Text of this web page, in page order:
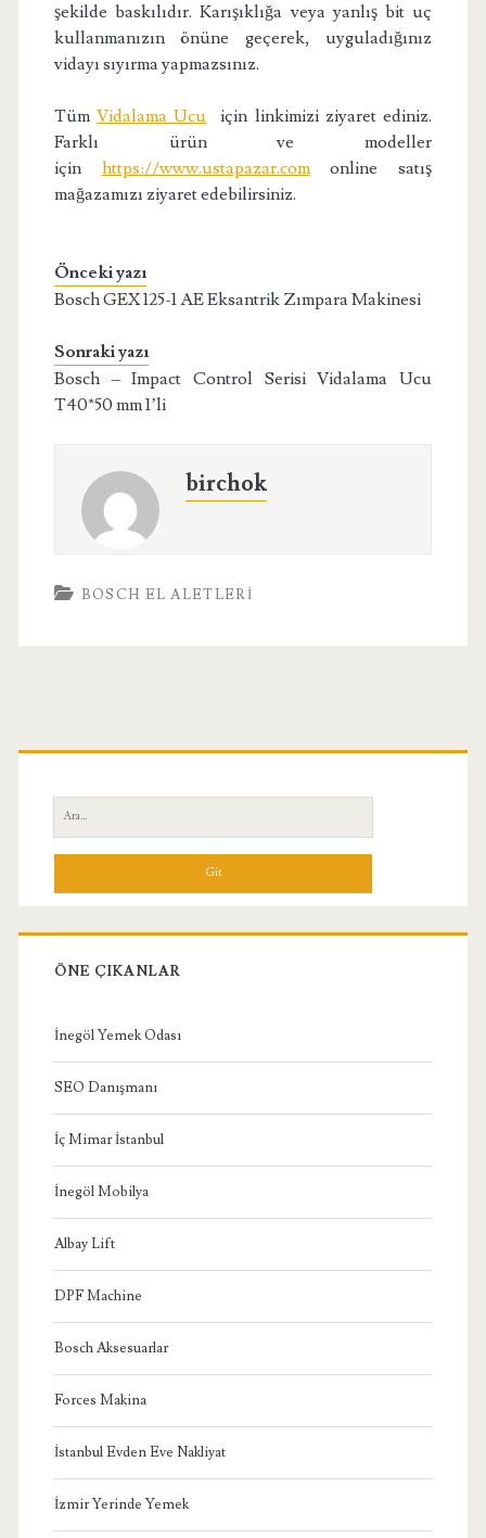
şekilde baskılıdır. Karışıklığa veya yanlış bit uç
kullanmanızın önüne geçerek, uyguladığınız
vidayı sıyırma yapmazsınız.
TümVidalama Ucu için linkimizi ziyaret ediniz.
Farklı ürün ve modeller
için https://www.ustapazar.comonline satış
mağazamızı ziyaret edebilirsiniz.
Önceki yazı
Bosch GEX 125-1 AE Eksantrik Zımpara Makinesi
Sonraki yazı
Bosch – Impact Control Serisi Vidalama Ucu
T40*50 mm 1’li
birchok
BOSCH EL ALETLERI
Birincil
Yan
Menü
Ara:
ÖNE ÇIKANLAR
İnegöl Yemek Odası
SEO Danışmanı
İç Mimar İstanbul
İnegöl Mobilya
Albay Lift
DPF Machine
Bosch Aksesuarlar
Forces Makina
İstanbul Evden Eve Nakliyat
İzmir Yerinde Yemek